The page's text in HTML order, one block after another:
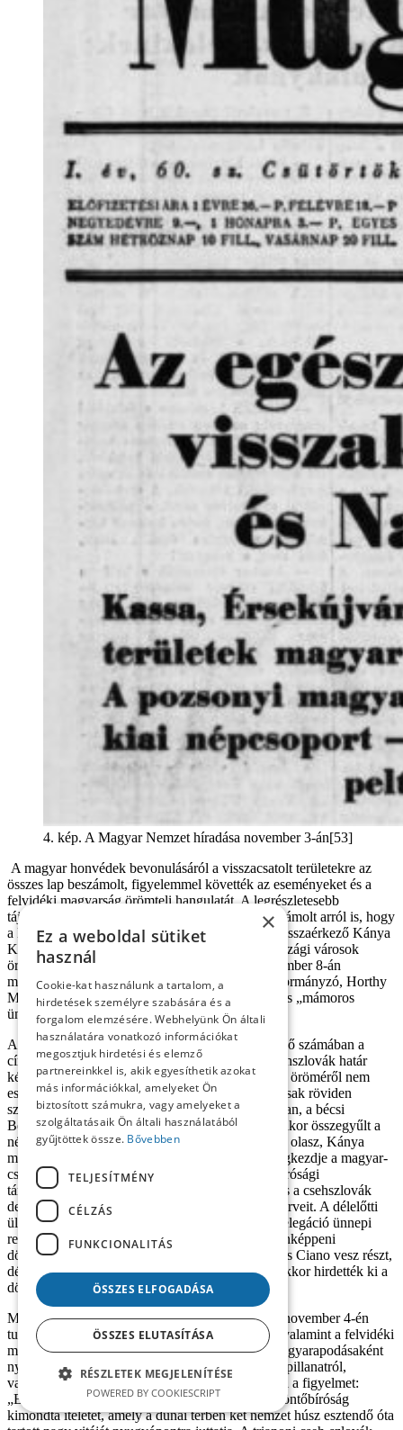
4. kép. A Magyar Nemzet híradása november 3-án[53]
A magyar honvédek bevonulásáról a visszacsatolt területekre az
összes lap beszámolt, figyelemmel követték az eseményeket és a
felvidéki magyarság örömteli hangulatát. A legrészletesebb
tájékoztatást a
adta, amely beszámolt arról is, hogy
a Budapesten ünneplő tömeg hogyan fogadta a visszaérkező Kánya
Kálmánt és Teleki Pált,
valamint a magyarországi városok
örömteli hangulatáról is tájékoztatott.
A november 8-án
megjelenő számában a címlapon foglalkozott a kormányzó, Horthy
Miklós komáromi bevonulásával, valamint a város „mámoros
ünnepnapjával”.
[56]
A
Prágai Magyar Hírlapoktóber 30-án megjelenő számában a
címlapon közölte a várható döntést a magyar–csehszlovák határ
kérdésében,[57]azonban a várható visszacsatolás öröméről nem
esett szó. A tárgyalásokról két nappal később és csak röviden
számolt be: „Savoyai Jenő herceg híres kastélyában, a bécsi
Belvedere-palotában szerdán délelőtt tizenegy órakor összegyűlt a
négy külügyminiszter – Ribbentrop német, Ciano olasz, Kánya
magyar és Chvalkovsky csehszlovák, – hogy megkezdje a magyar-
csehszlovák határ kiszabására vonatkozó döntőbírósági
tárgyalásokat. A délelőtti ülésen főleg a magyar és a csehszlovák
delegáció vázolta álláspontját és sorakoztatta föl érveit. A délelőtti
ülés körülbelül 14 óráig tartott, amikor a német delegáció ünnepi
reggelit adott a delegátusok tiszteletére. A tulajdonképpeni
döntőbírósági konferencia, amelyen Ribbentrop és Ciano vesz részt,
délután 16 órakor kezdődött és 18 óráig tartott. Ekkor hirdették ki a
döntőbírósági ítéletet is.[58]
Magáról az első bécsi döntés eredményéről csak november 4-én
tudósított a címoldalán, ám nem visszatérésként, valamint a felvidéki
magyarságot ért örömként, hanem Magyarország gyarapodásaként
nyilatkozott az eseményről, mint nagy történelmi pillanatról,
valamint még a visszafogott magatartásra hívta fel a figyelmet:
„Eljött végre a nagy történelmi pillanat: a bécsi döntőbíróság
kimondta ítéletét, amely a dunai térben két nemzet húsz esztendő óta
×
Ez a weboldal sütiket
használ
Cookie-kat használunk a tartalom, a
hirdetések személyre szabására és a
forgalom elemzésére. Webhelyünk Ön általi
használatára vonatkozó információkat
megosztjuk hirdetési és elemző
partnereinkkel is, akik egyesíthetik azokat
más információkkal, amelyeket Ön
biztosított számukra, vagy amelyeket a
szolgáltatásaik Ön általi használatából
gyűjtöttek össze. Bővebben
TELJESÍTMÉNY
CÉLZÁS
FUNKCIONALITÁS
ÖSSZES ELFOGADÁSA
ÖSSZES ELUTASÍTÁSA
RÉSZLETEK MEGJELENÍTÉSE
POWERED BY COOKIESCRIPT